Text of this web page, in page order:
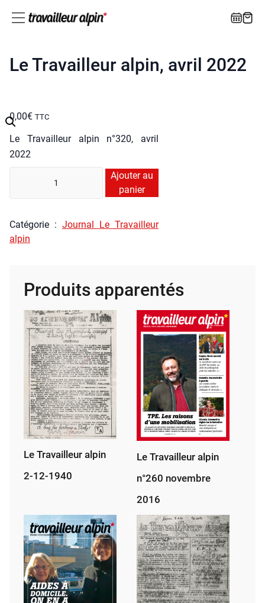
Le Travailleur alpin, avril 2022
0,00€ TTC
Le Tra­vailleur alpin n°320, avril
2022
té
Le
Tra­
avril
Ajouter au
panier
Caté­go­rie : Jour­nal Le Tra­vailleur
alpin
Produits apparentés
Le Travailleur alpin
2-12-1940
Le Travailleur alpin
n°260 novembre
2016